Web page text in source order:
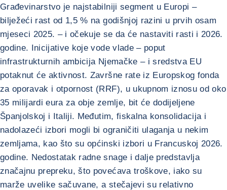
Građevinarstvo je najstabilniji segment u Europi –
bilježeći rast od 1,5 % na godišnjoj razini u prvih osam
mjeseci 2025. – i očekuje se da će nastaviti rasti i 2026.
godine. Inicijative koje vode vlade – poput
infrastrukturnih ambicija Njemačke – i sredstva EU
potaknut će aktivnost. Završne rate iz Europskog fonda
za oporavak i otpornost (RRF), u ukupnom iznosu od oko
35 milijardi eura za obje zemlje, bit će dodijeljene
Španjolskoj i Italiji. Međutim, fiskalna konsolidacija i
nadolazeći izbori mogli bi ograničiti ulaganja u nekim
zemljama, kao što su općinski izbori u Francuskoj 2026.
godine. Nedostatak radne snage i dalje predstavlja
značajnu prepreku, što povećava troškove, iako su
marže uvelike sačuvane, a stečajevi su relativno